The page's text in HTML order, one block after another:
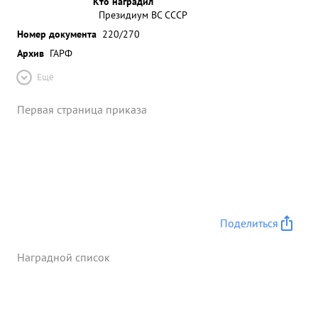
Президиум ВС СССР
Номер документа 220/270
Архив ГАРФ
Ещё
Первая страница приказа
Поделиться
Наградной список